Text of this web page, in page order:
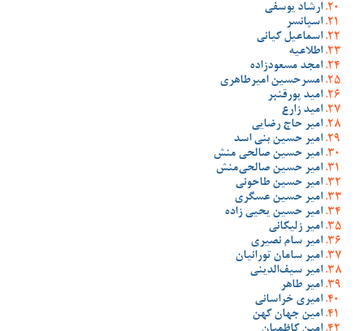
ارشاد یوسفی
اسپانسر
اسماعیل کیانی
اطلاعیه
امجد مسعودزاده
امسرحسین امیرطاهری
امید پورقنبر
امید زارع
امیر حاج رضایی
امیر حسین بنی اسد
امیر حسین صالحی منش
امیر حسین صالحی‌منش
امیر حسین طاحونی
امیر حسین عسگری
امیر حسین یحیی زاده
امیر زلیکانی
امیر سام نصیری
امیر سامان تورانیان
امیر سیف‌الدینی
امیر طاهر
امیری خراسانی
امین جهان کهن